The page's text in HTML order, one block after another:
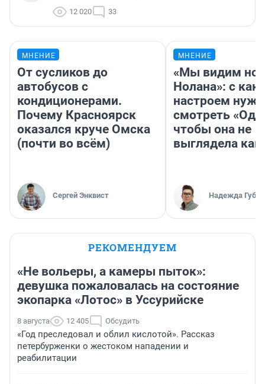
12 020 33
МНЕНИЕ
От сусликов до
автобусов с
кондиционерами.
Почему Красноярск
оказался круче Омска
(почти во всём)
Сергей Энквист
МНЕНИЕ
«Мы видим
Нолана»: с
настроем
смотреть
чтобы она не
выглядела как
Надежда
РЕКОМЕНДУЕМ
«Не вольеры, а камеры пыток»:
девушка пожаловалась на состояние
экопарка «Лотос» в Уссурийске
8 августа 12 405 Обсудить
«Год преследовал и облил кислотой». Рассказ
петербурженки о жестоком нападении и
реабилитации